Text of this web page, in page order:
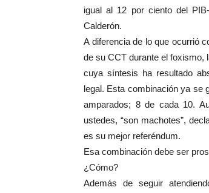
igual al 12 por ciento del
Calderón.
A diferencia de lo que ocurrió
de su CCT durante el foxismo,
cuya síntesis ha resultado
legal. Esta combinación ya se
amparados; 8 de cada 10.
ustedes, “son machotes”,
es su mejor referéndum.
Esa combinación debe ser
¿Cómo?
Además de seguir